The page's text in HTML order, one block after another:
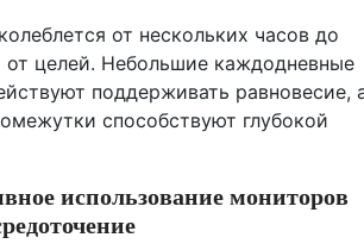
от нескольких часов до
от целей. Небольшие каждодневные
поддерживать равновесие,
способствуют глубокой
использование мониторов